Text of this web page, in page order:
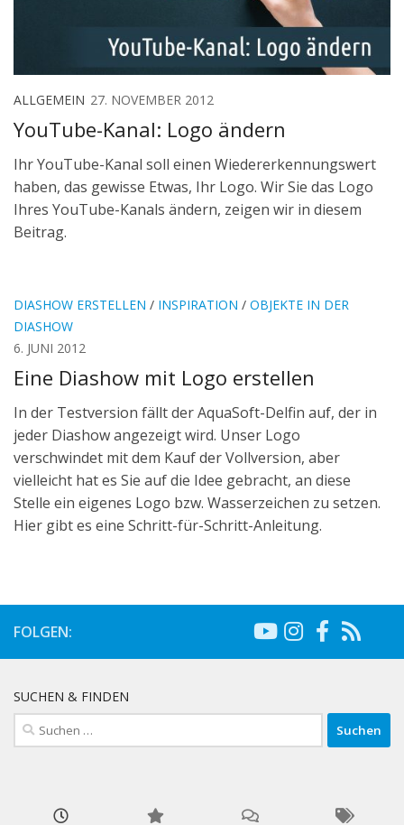
ALLGEMEIN 27. NOVEMBER 2012
YouTube-Kanal: Logo ändern
Ihr YouTube-Kanal soll einen Wiedererkennungswert
haben, das gewisse Etwas, Ihr Logo. Wir Sie das Logo
Ihres YouTube-Kanals ändern, zeigen wir in diesem
Beitrag.
DIASHOW ERSTELLEN / INSPIRATION / OBJEKTE IN DER
DIASHOW
6. JUNI 2012
Eine Diashow mit Logo erstellen
In der Testversion fällt der AquaSoft-Delfin auf, der in
jeder Diashow angezeigt wird. Unser Logo
verschwindet mit dem Kauf der Vollversion, aber
vielleicht hat es Sie auf die Idee gebracht, an diese
Stelle ein eigenes Logo bzw. Wasserzeichen zu setzen.
Hier gibt es eine Schritt-für-Schritt-Anleitung.
FOLGEN:
SUCHEN & FINDEN
Suchen
nach: